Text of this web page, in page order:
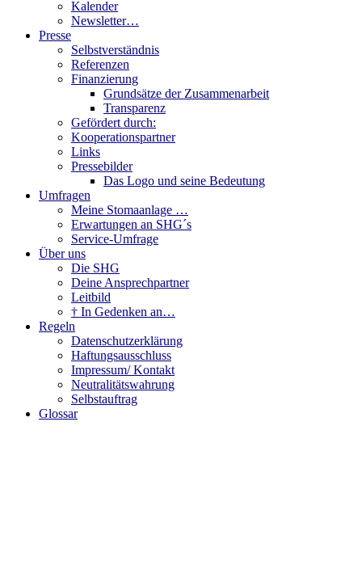
Kalender
Newsletter…
Presse
Selbstverständnis
Referenzen
Finanzierung
Grundsätze der Zusammenarbeit
Transparenz
Gefördert durch:
Kooperationspartner
Links
Pressebilder
Das Logo und seine Bedeutung
Umfragen
Meine Stomaanlage …
Erwartungen an SHG´s
Service-Umfrage
Über uns
Die SHG
Deine Ansprechpartner
Leitbild
† In Gedenken an…
Regeln
Datenschutzerklärung
Haftungsausschluss
Impressum/ Kontakt
Neutralitätswahrung
Selbstauftrag
Glossar